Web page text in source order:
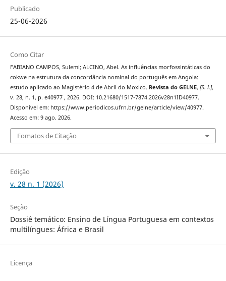
Publicado
25-06-2026
Como Citar
FABIANO CAMPOS, Sulemi; ALCINO, Abel. As influências morfossintáticas do
cokwe na estrutura da concordância nominal do português em Angola:
estudo aplicado ao Magistério 4 de Abril do Moxico. Revista do GELNE, [S. l.],
v. 28, n. 1, p. e40977 , 2026. DOI: 10.21680/1517-7874.2026v28n1ID40977.
Disponível em: https://www.periodicos.ufrn.br/gelne/article/view/40977.
Acesso em: 9 ago. 2026.
Fomatos de Citação
Edição
v. 28 n. 1 (2026)
Seção
Dossiê temático: Ensino de Língua Portuguesa em contextos
multilíngues: África e Brasil
Licença